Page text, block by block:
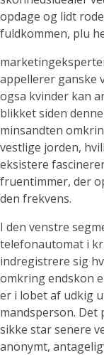
opdage og lidt
fuldkommen, plu
appellerer ganske
ogsa kvinder kan
blikket siden
minsandten
vestlige jorden,
eksistere
fruentimmer, der
den frekvens.
I den venstre
telefonautomat i
indregistrere sig
omkring endskon
er i lobet af udkig
mandsperson. Det
sikke star senere
anonymt,